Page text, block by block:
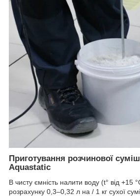
Приготування розчинової
Aquastatic
В чисту ємність налити воду (t° від +15
розрахунку 0,3–0,32 л на / 1 кг сухої